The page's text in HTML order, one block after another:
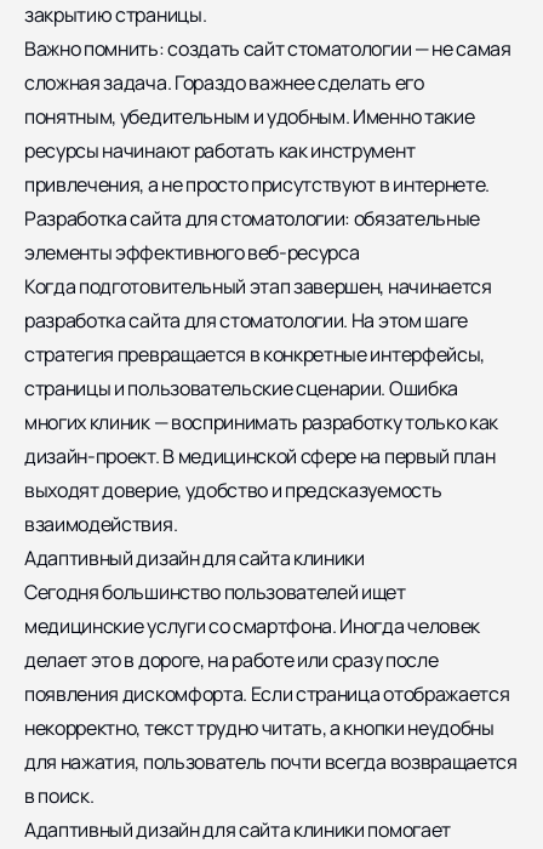
закрытию страницы.
Важно помнить: создать сайт стоматологии — не самая
сложная задача. Гораздо важнее сделать его
понятным, убедительным и удобным. Именно такие
ресурсы начинают работать как инструмент
привлечения, а не просто присутствуют в интернете.
Разработка сайта для стоматологии: обязательные
элементы эффективного веб-ресурса
Когда подготовительный этап завершен, начинается
разработка сайта для стоматологии. На этом шаге
стратегия превращается в конкретные интерфейсы,
страницы и пользовательские сценарии. Ошибка
многих клиник — воспринимать разработку только как
дизайн-проект. В медицинской сфере на первый план
выходят доверие, удобство и предсказуемость
взаимодействия.
Адаптивный дизайн для сайта клиники
Сегодня большинство пользователей ищет
медицинские услуги со смартфона. Иногда человек
делает это в дороге, на работе или сразу после
появления дискомфорта. Если страница отображается
некорректно, текст трудно читать, а кнопки неудобны
для нажатия, пользователь почти всегда возвращается
в поиск.
Адаптивный дизайн для сайта клиники помогает